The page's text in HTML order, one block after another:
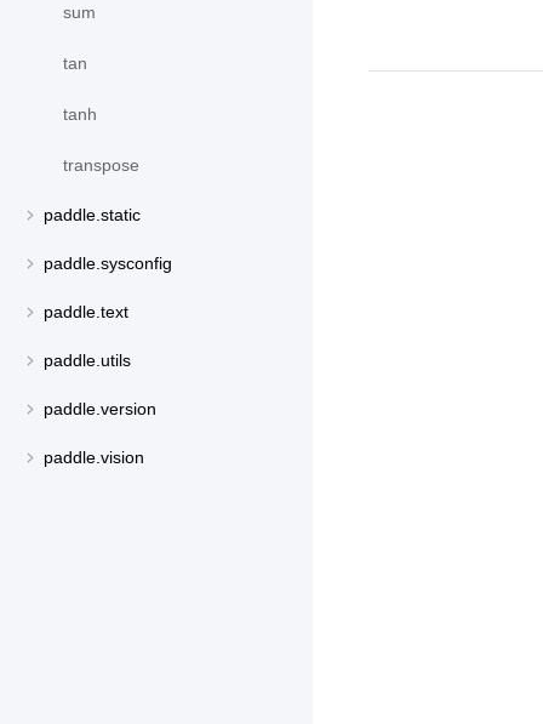
sum
tan
tanh
transpose
paddle.static
paddle.sysconfig
paddle.text
paddle.utils
paddle.version
paddle.vision